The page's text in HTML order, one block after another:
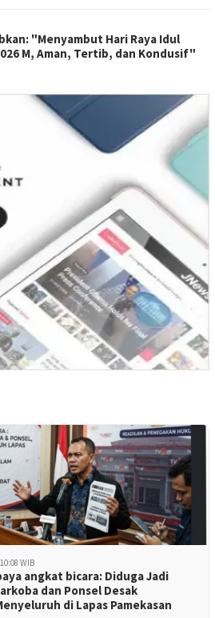
"Menyambut Hari Raya Idul
M, Aman, Tertib, dan Kondusif"
WIB
angkat bicara: Diduga Jadi
dan Ponsel Desak
di Lapas Pamekasan